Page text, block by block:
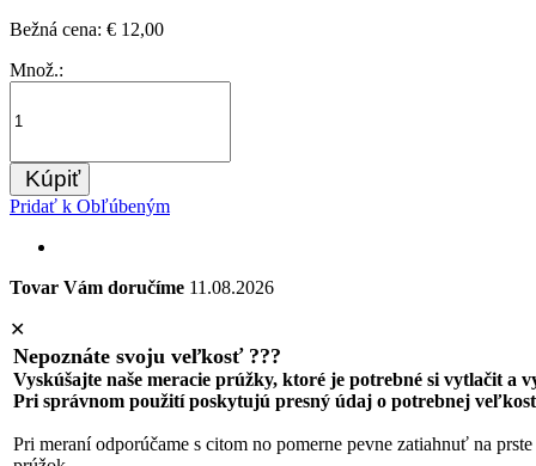
Bežná cena: € 12,00
Množ.:
Kúpiť
Pridať k Obľúbeným
Tovar Vám doručíme 11.08.2026
✕
Nepoznáte svoju veľkosť ???
Vyskúšajte naše meracie prúžky, ktoré je potrebné si vytlačit a
Pri správnom použití poskytujú presný údaj o potrebnej
Pri meraní odporúčame s citom no pomerne pevne zatiahnuť na